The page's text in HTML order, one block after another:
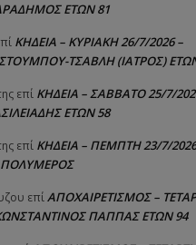
ΕΤΩΝ 81
ΚΗΔΕΙΑ – ΚΥΡΙΑΚΗ 26/7/2026 –
ΣΤΟΥΜΠΟΥ-ΤΣΑΒΛΗ (ΙΑΤΡΟΣ)
επί ΚΗΔΕΙΑ – ΣΑΒΒΑΤΟ 25/7/
ΕΤΩΝ 58
επί ΚΗΔΕΙΑ – ΠΕΜΠΤΗ 23/7/
επίΑΠΟΧΑΙΡΕΤΙΣΜΟΣ –
ΠΑΠΠΑΣ ΕΤΩΝ 94